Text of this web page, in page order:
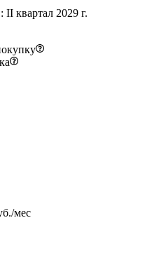
II квартал 2029 г.
мес